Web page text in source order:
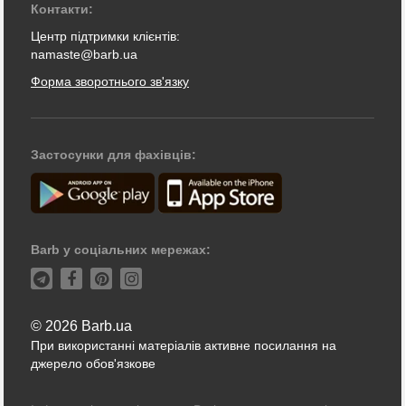
Контакти:
Центр підтримки клієнтів:
namaste@barb.ua
Форма зворотнього зв'язку
Застосунки для фахівців:
Barb у соціальних мережах:
© 2026 Barb.ua
При використанні матеріалів активне посилання на
джерело обов'язкове